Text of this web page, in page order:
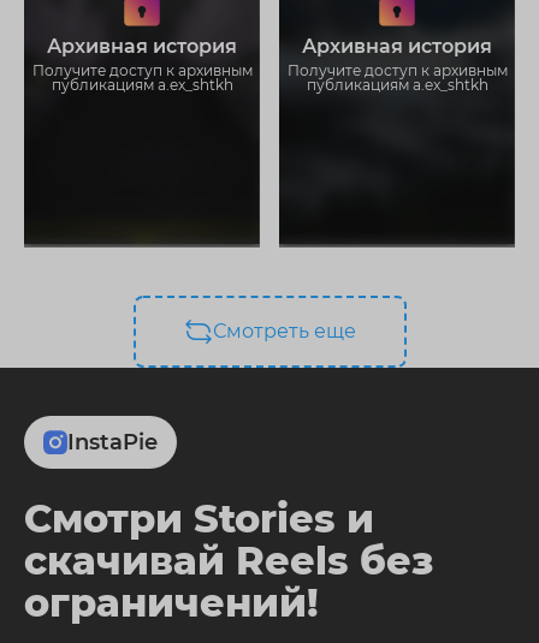
Архивная история
Получите доступ к архивным
публикациям a.ex_shtkh
Не отвлекайтесь на рекламу
Загружайте истории без
ограничений
Архивная история
Получите доступ к архивным
публикациям a.ex_shtkh
Не отвлекайтесь на рекламу
Загружайте истории без
ограничений
Смотреть еще
InstaPie
Смотри Stories и
скачивай Reels без
ограничений!